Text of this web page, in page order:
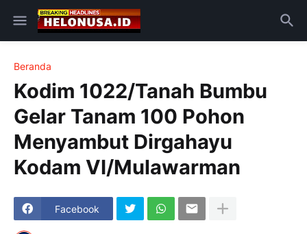
Beranda
Kodim 1022/Tanah Bumbu
Gelar Tanam 100 Pohon
Menyambut Dirgahayu
Kodam VI/Mulawarman
Facebook